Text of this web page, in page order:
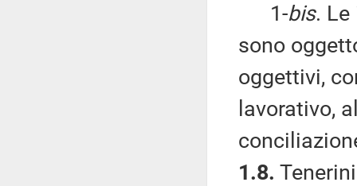
1-bis. Le
sono
oggettivi,
lavorativo,
1.8.